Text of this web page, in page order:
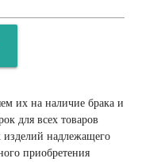
их на наличие брака и
для всех товаров
изделий надлежащего
приобретения